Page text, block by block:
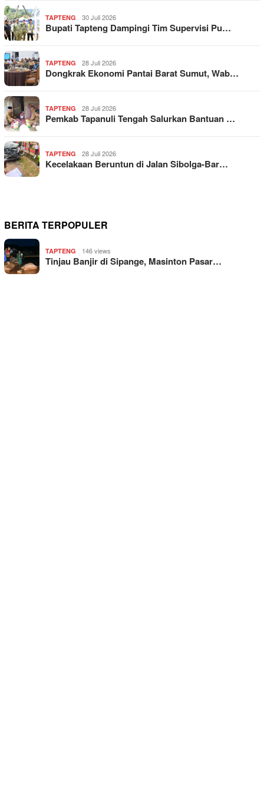
TAPTENG 30 Juli 2026
Bupati Tapteng Dampingi Tim Supervisi Pu…
TAPTENG 28 Juli 2026
Dongkrak Ekonomi Pantai Barat Sumut, Wab…
TAPTENG 28 Juli 2026
Pemkab Tapanuli Tengah Salurkan Bantuan …
TAPTENG 28 Juli 2026
Kecelakaan Beruntun di Jalan Sibolga-Bar…
BERITA TERPOPULER
TAPTENG 146 views
Tinjau Banjir di Sipange, Masinton Pasar…